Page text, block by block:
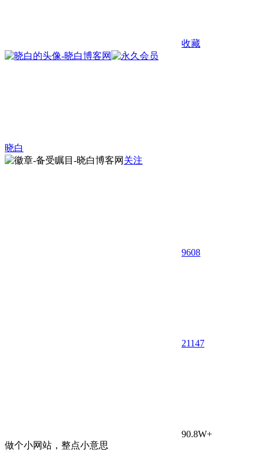
收藏
晓白
关注
9608
21147
90.8W+
做个小网站，整点小意思